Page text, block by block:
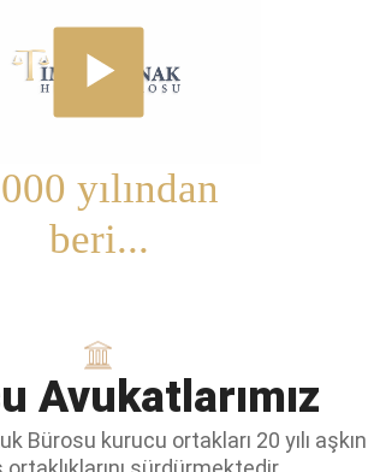
yılından
beri...
Avukatlarımız
Bürosu kurucu ortakları 20 yılı aşkın